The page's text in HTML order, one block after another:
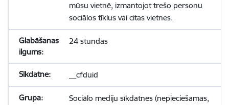
mūsu vietnē, izmantojot trešo personu
sociālos tīklus vai citas vietnes.
24 stundas
__cfduid
Sociālo mediju sīkdatnes (nepieciešamas,